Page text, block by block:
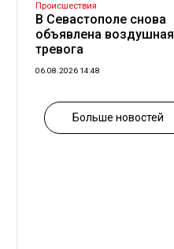
Происшествия
В Севастополе снова
объявлена воздушная
тревога
06.08.2026 14:48
Больше новостей